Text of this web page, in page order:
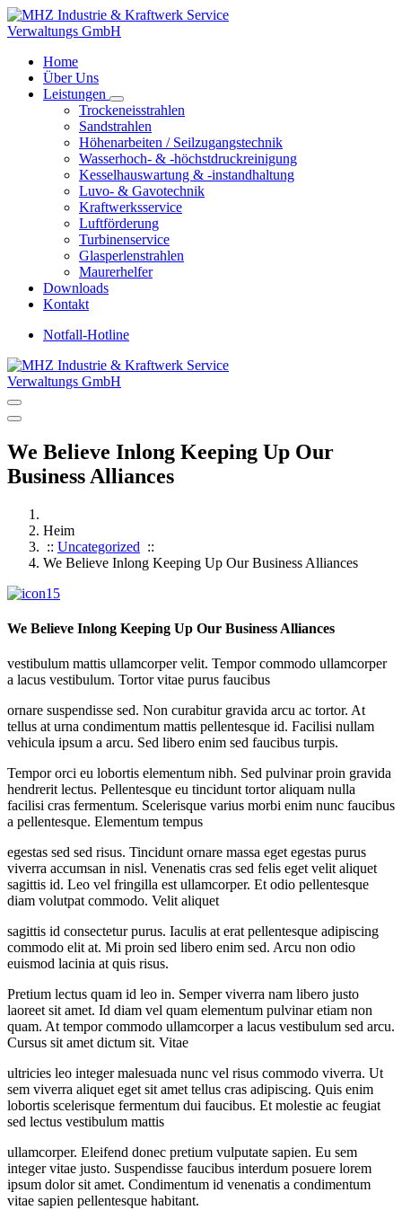
Zum
Inhalt
Home
Über Uns
Leistungen
Trockeneisstrahlen
Sandstrahlen
Höhenarbeiten / Seilzugangstechnik
Wasserhoch- & -höchstdruckreinigung
Kesselhauswartung & -instandhaltung
Luvo- & Gavotechnik
Kraftwerksservice
Luftförderung
Turbinenservice
Glasperlenstrahlen
Maurerhelfer
Downloads
Kontakt
Notfall-Hotline
We Believe Inlong Keeping Up Our
Business Alliances
Heim
:: Uncategorized ::
We Believe Inlong Keeping Up Our Business Alliances
We Believe Inlong Keeping Up Our Business Alliances
vestibulum mattis ullamcorper velit. Tempor commodo ullamcorper
a lacus vestibulum. Tortor vitae purus faucibus
ornare suspendisse sed. Non curabitur gravida arcu ac tortor. At
tellus at urna condimentum mattis pellentesque id. Facilisi nullam
vehicula ipsum a arcu. Sed libero enim sed faucibus turpis.
Tempor orci eu lobortis elementum nibh. Sed pulvinar proin gravida
hendrerit lectus. Pellentesque eu tincidunt tortor aliquam nulla
facilisi cras fermentum. Scelerisque varius morbi enim nunc faucibus
a pellentesque. Elementum tempus
egestas sed sed risus. Tincidunt ornare massa eget egestas purus
viverra accumsan in nisl. Venenatis cras sed felis eget velit aliquet
sagittis id. Leo vel fringilla est ullamcorper. Et odio pellentesque
diam volutpat commodo. Velit aliquet
sagittis id consectetur purus. Iaculis at erat pellentesque adipiscing
commodo elit at. Mi proin sed libero enim sed. Arcu non odio
euismod lacinia at quis risus.
Pretium lectus quam id leo in. Semper viverra nam libero justo
laoreet sit amet. Id diam vel quam elementum pulvinar etiam non
quam. At tempor commodo ullamcorper a lacus vestibulum sed arcu.
Cursus sit amet dictum sit. Vitae
ultricies leo integer malesuada nunc vel risus commodo viverra. Ut
sem viverra aliquet eget sit amet tellus cras adipiscing. Quis enim
lobortis scelerisque fermentum dui faucibus. Et molestie ac feugiat
sed lectus vestibulum mattis
ullamcorper. Eleifend donec pretium vulputate sapien. Eu sem
integer vitae justo. Suspendisse faucibus interdum posuere lorem
ipsum dolor sit amet. Condimentum id venenatis a condimentum
vitae sapien pellentesque habitant.